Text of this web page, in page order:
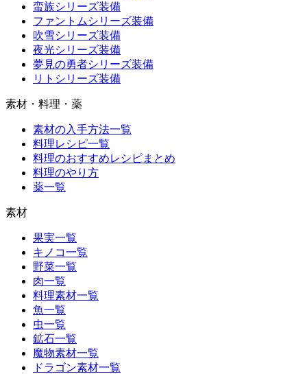
蛮族シリーズ装備
ファントムシリーズ装備
吹雪シリーズ装備
夜光シリーズ装備
夢見の勇者シリーズ装備
リトシリーズ装備
素材・料理・薬
素材の入手方法一覧
料理レシピ一覧
料理のおすすめレシピまとめ
料理のやり方
薬一覧
素材
果実一覧
キノコ一覧
野菜一覧
肉一覧
料理素材一覧
魚一覧
虫一覧
鉱石一覧
魔物素材一覧
ドラゴン素材一覧